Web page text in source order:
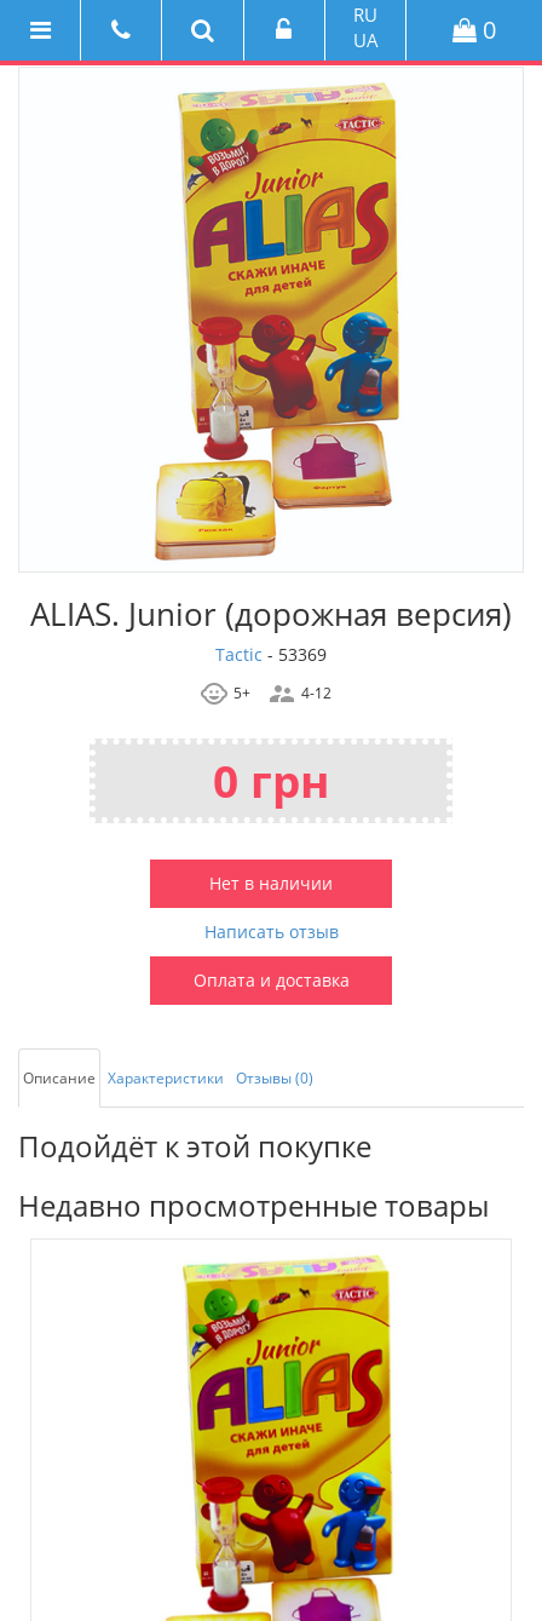
RU
UA
0
ALIAS. Junior (дорожная версия)
Tactic - 53369
5+ 4-12
0 грн
Нет в наличии
Написать отзыв
Оплата и доставка
Описание Характеристики Отзывы (0)
Подойдёт к этой покупке
Недавно просмотренные товары